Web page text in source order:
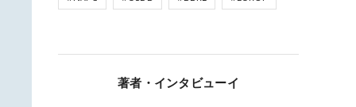
著者・インタビューイ